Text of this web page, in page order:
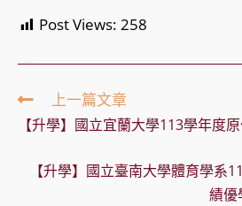
Post Views: 258
Read
more
articles
上一篇文章
【升學】國立宜蘭大學113學年度
【升學】國立臺南大學體育學系
績優